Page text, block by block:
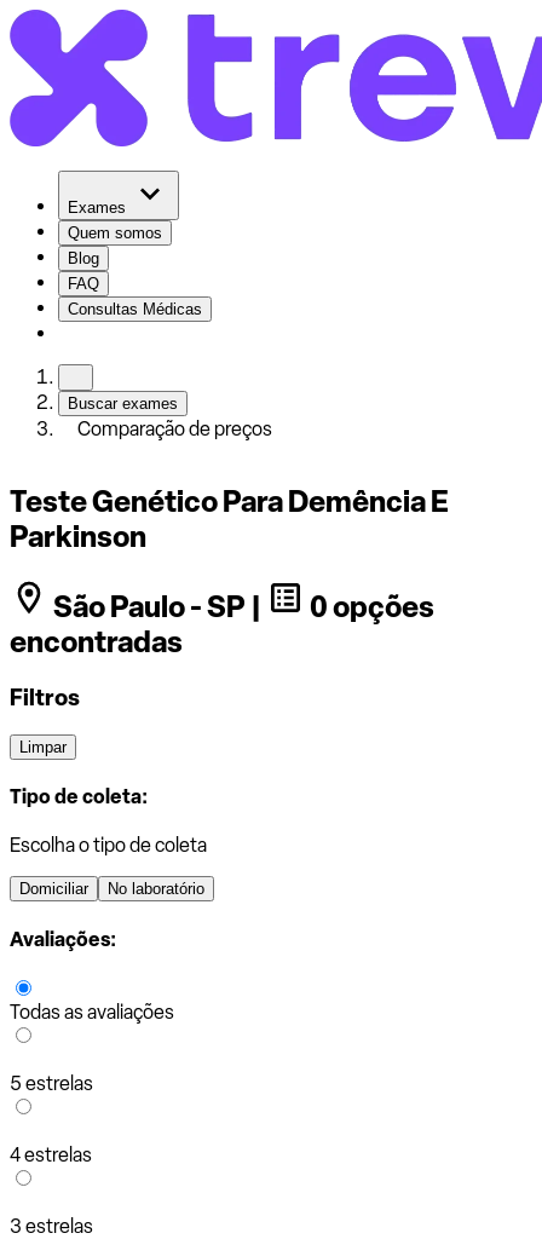
Exames
Quem somos
Blog
FAQ
Consultas Médicas
Buscar exames
Comparação de preços
Teste Genético Para Demência E
Parkinson
São Paulo - SP |
0 opções
encontradas
Filtros
Limpar
Tipo de coleta:
Escolha o tipo de coleta
Domiciliar No laboratório
Avaliações:
Todas as avaliações
5 estrelas
4 estrelas
3 estrelas